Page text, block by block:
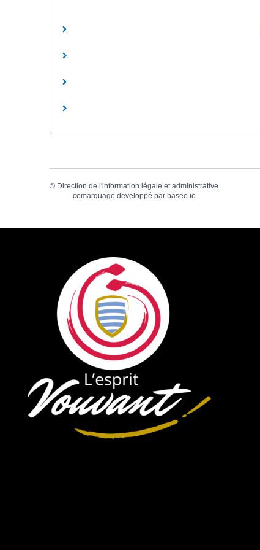
© Direction de l'information légale et administrative
comarquage developpé par baseo.io